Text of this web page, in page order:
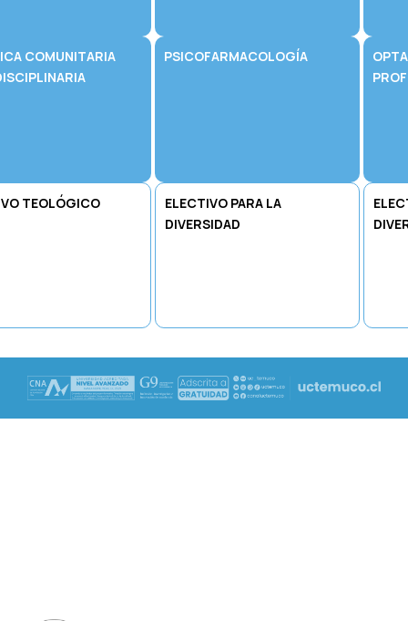
COMUNITARIA
TEOLÓGICO
PSICOFARMACOLOGÍA
ELECTIVO PARA LA
DIVERSIDAD